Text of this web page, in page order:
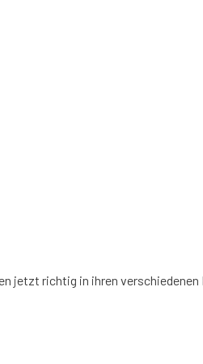
jetzt richtig in ihren